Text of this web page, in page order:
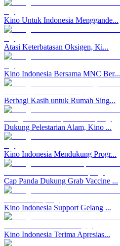
Kino Untuk Indonesia Menggande...
Atasi Keterbatasan Oksigen, Ki...
Kino Indonesia Bersama MNC Ber...
Berbagi Kasih untuk Rumah Sing...
Dukung Pelestarian Alam, Kino ...
Kino Indonesia Mendukung Progr...
Cap Panda Dukung Grab Vaccine ...
Kino Indonesia Support Gelang ...
Kino Indonesia Terima Apresias...